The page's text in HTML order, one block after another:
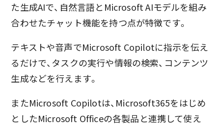
た生成AIで、自然言語とMicrosoft AIモデルを組み
合わせたチャット機能を持つ点が特徴です。
テキストや音声でMicrosoft Copilotに指示を伝え
るだけで、タスクの実行や情報の検索、コンテンツ
生成などを行えます。
またMicrosoft Copilotは、Microsoft365をはじめ
としたMicrosoft Officeの各製品と連携して使え